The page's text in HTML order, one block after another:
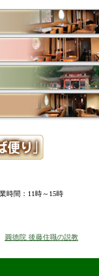
台寺冬の夜の茶会「夜咄」
にご利用いただきありがと
表示しました。
せていただきました。
いました。
。
しました。
せを表示しました
を得ず、価格改定をさせて
時間：11時～15時
圓徳院 後藤住職の説教